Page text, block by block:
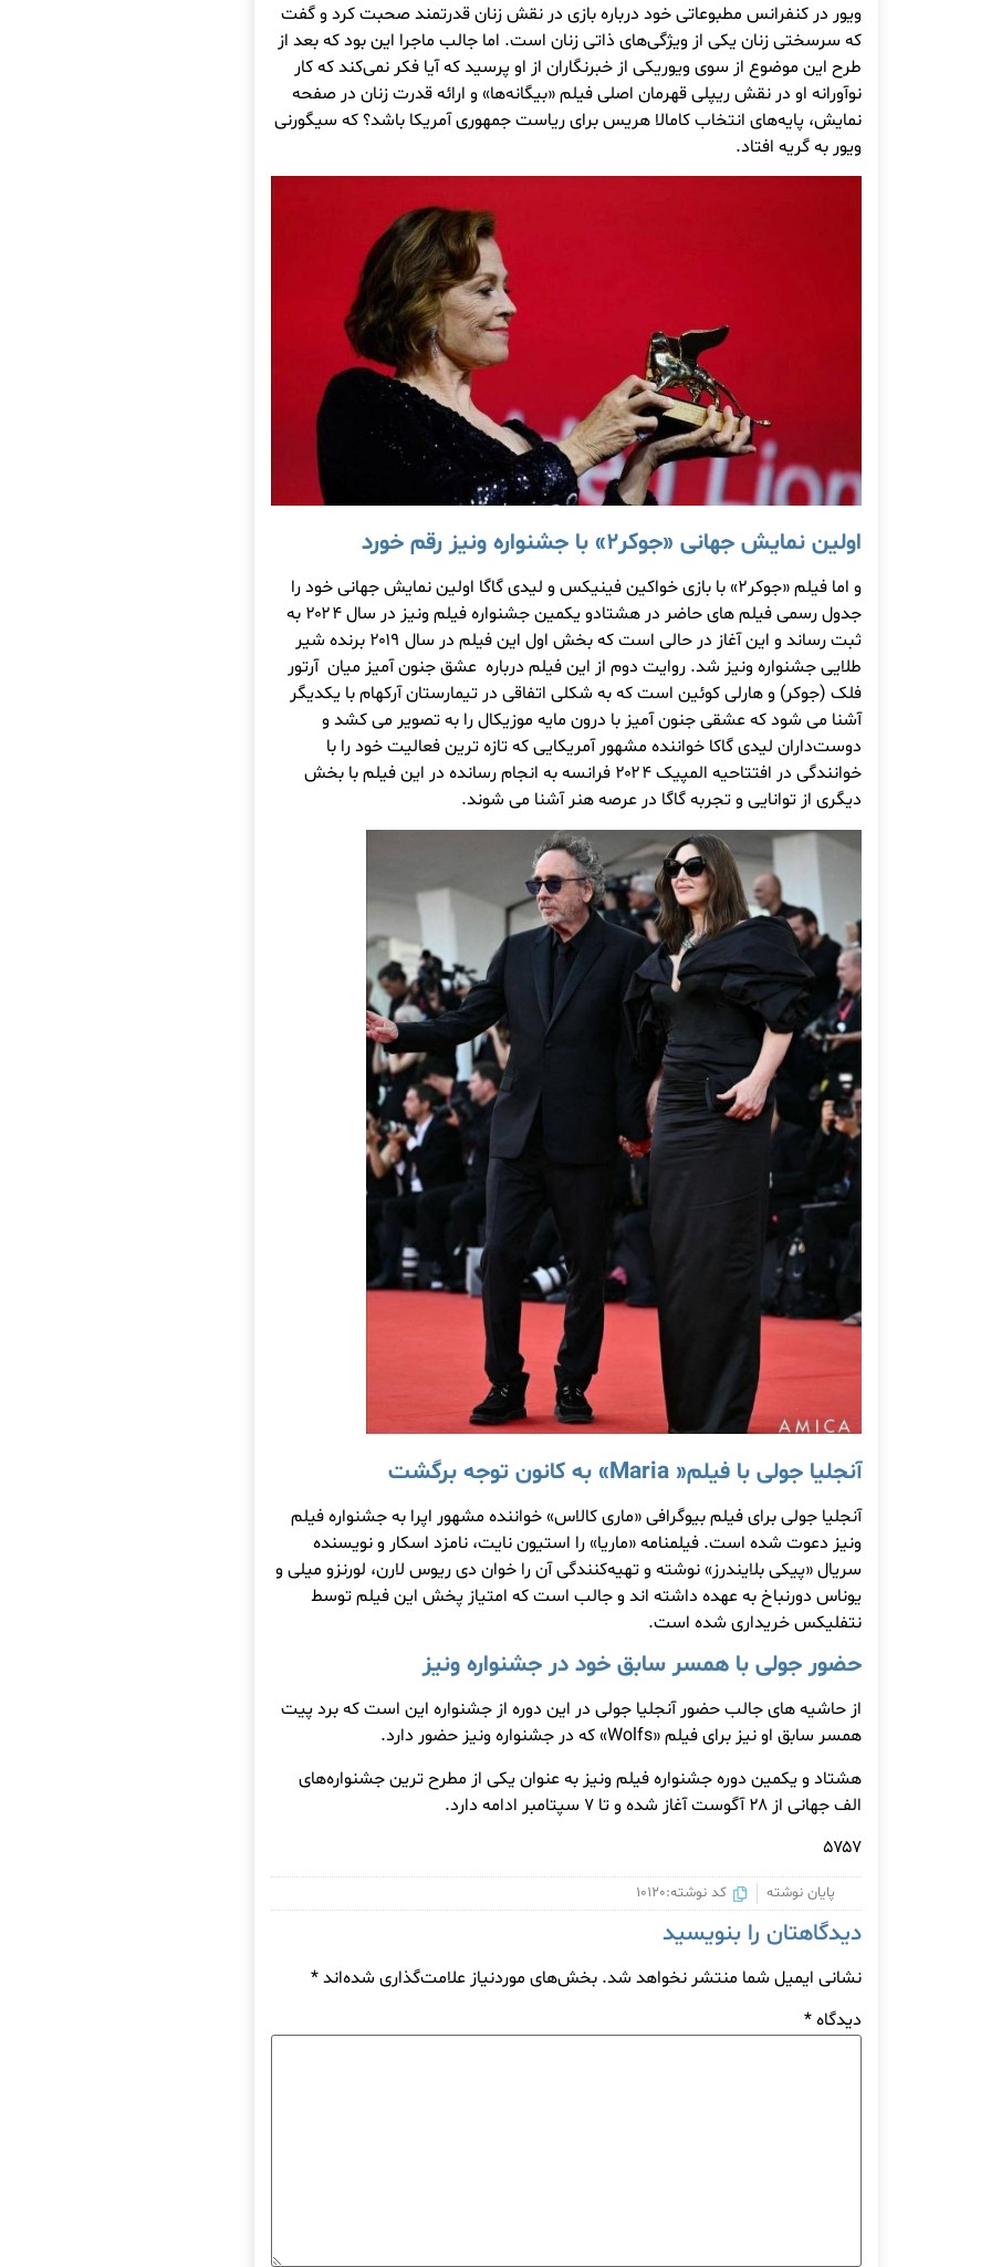
ویور در کنفرانس مطبوعاتی خود درباره بازی در نقش زنان قدرتمند صحبت کرد و گفت
که سرسختی زنان یکی از ویژگی‌های ذاتی زنان است. اما جالب ماجرا این بود که بعد از
طرح این موضوع از سویویوریکی از خبرنگاران از او پرسید که آیا فکر نمی‌کند که کار
نوآورانه او در نقش ریپلی قهرمان اصلی فیلم «بیگانه‌ها» و ارائه قدرت زنان در صفحه
نمایش، پایه‌های انتخاب کامالا هریس برای ریاست جمهوری آمریکا باشد؟ که سیگورنی
ویور به گریه افتاد.
اولین نمایش جهانی «جوکر۲» با جشنواره ونیز رقم خورد
و اما فیلم «جوکر۲» با بازی خواکین فینیکس و لیدی گاگا اولین نمایش جهانی خود را
جدول رسمی فیلم های حاضر در هشتادو یکمین جشنواره فیلم ونیز در سال ۲۰۲۴ به
ثبت رساند و این آغاز در حالی است که بخش اول این فیلم در سال ۲۰۱۹ برنده شیر
طلایی جشنواره ونیز شد. روایت دوم از این فیلم درباره عشق جنون آمیز میان آرتور
فلک (جوکر) و هارلی کوئین است که به شکلی اتفاقی در تیمارستان آرکهام با یکدیگر
آشنا می شود که عشقی جنون آمیز با درون مایه موزیکال را به تصویر می کشد و
دوست‌داران لیدی گاکا خواننده مشهور آمریکایی که تازه ترین فعالیت خود را با
خوانندگی در افتتاحیه المپیک ۲۰۲۴ فرانسه به انجام رسانده در این فیلم با بخش
دیگری از توانایی و تجربه گاگا در عرصه هنر آشنا می شوند.
آنجلیا جولی با فیلم« » به کانون توجه برگشت
آنجلیا جولی برای فیلم بیوگرافی «ماری کالاس» خواننده مشهور اپرا به جشنواره فیلم
ونیز دعوت شده است. فیلمنامه «ماریا» را استیون نایت، نامزد اسکار و نویسنده
سریال «پیکی بلایندرز» نوشته و تهیه‌کنندگی آن را خوان دی ریوس لارن، لورنزو میلی و
یوناس دورنباخ به عهده داشته اند و جالب است که امتیاز پخش این فیلم توسط
نتفلیکس خریداری شده است.
حضور جولی با همسر سابق خود در جشنواره ونیز
از حاشیه های جالب حضور آنجلیا جولی در این دوره از جشنواره این است که برد پیت
همسر سابق او نیز برای فیلم «Wolfs» که در جشنواره ونیز حضور دارد.
هشتاد و یکمین دوره جشنواره فیلم ونیز به عنوان یکی از مطرح ترین جشنواره‌های
الف جهانی از ۲۸ آگوست آغاز شده و تا ۷ سپتامبر ادامه دارد.
۵۷۵۷
پایان نوشته کد نوشته:10120
دیدگاهتان را بنویسید
نشانی ایمیل شما منتشر نخواهد شد. بخش‌های موردنیاز علامت‌گذاری شده‌اند*
دیدگاه*